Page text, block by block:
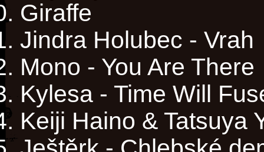
Giraffe
Jindra Holubec - Vrah
Mono - You Are There
Kylesa - Time Will
Keiji Haino & Tatsuya